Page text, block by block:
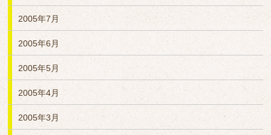
2005年7月
2005年6月
2005年5月
2005年4月
2005年3月